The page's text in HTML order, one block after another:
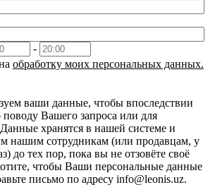
-
обработку моих персональных данных.
ваши данные, чтобы впоследствии
поводу Вашего запроса или для
хранятся в нашей системе и
нашим сотрудникам (или продавцам, у
до тех пор, пока вы не отзовёте своё
чтобы Ваши персональные данные
письмо по адресу info@leonis.uz.